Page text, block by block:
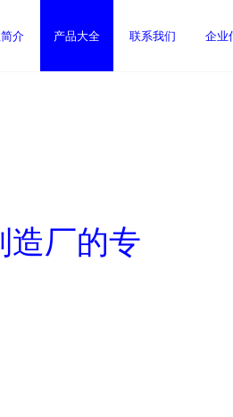
介 产品大全 联系我们 企业
造厂的专